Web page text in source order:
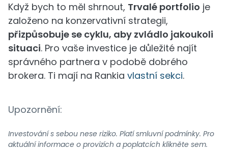
Když bych to měl shrnout, Trvalé portfolio je
založeno na konzervativní strategii,
přizpůsobuje se cyklu, aby zvládlo jakoukoli
situaci. Pro vaše investice je důležité najít
správného partnera v podobě dobrého
brokera. Ti mají na Rankia vlastní sekci.
Upozornění:
Investování s sebou nese riziko. Platí smluvní podmínky. Pro
aktuální informace o provizích a poplatcích klikněte sem.